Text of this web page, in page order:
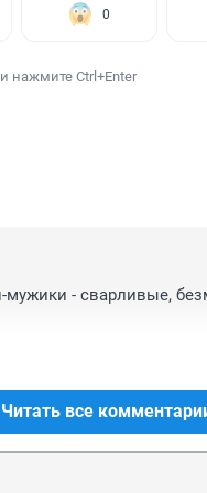
0
нажмите Ctrl+Enter
мужики - сварливые,
Читать все